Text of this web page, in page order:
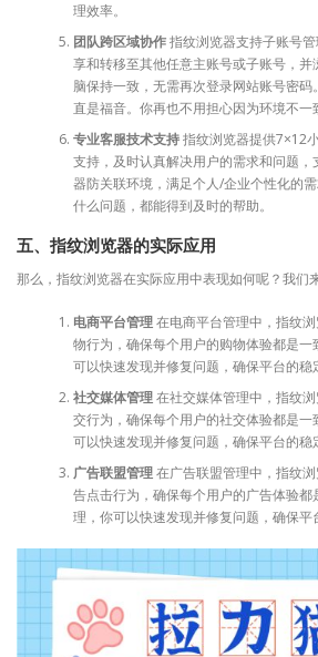
理效率。
团队跨区域协作指纹浏览器支持子账号
享和转移至其他任意主账号或子账号，
脑保持一致，无需再次登录网站账号密
直是福音。你再也不用担心因为环境不一
专业客服技术支持指纹浏览器提供7×12
支持，及时认真解决用户的需求和问题
器防关联环境，满足个人/企业个性化的
什么问题，都能得到及时的帮助。
五、指纹浏览器的实际应用
那么，指纹浏览器在实际应用中表现如何呢？我们
电商平台管理在电商平台管理中，指纹
物行为，确保每个用户的购物体验都是
可以快速发现并修复问题，确保平台的稳
社交媒体管理在社交媒体管理中，指纹
交行为，确保每个用户的社交体验都是
可以快速发现并修复问题，确保平台的稳
广告联盟管理在广告联盟管理中，指纹
告点击行为，确保每个用户的广告体验
理，你可以快速发现并修复问题，确保平